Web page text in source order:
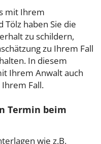
mit Ihrem
Tölz haben Sie die
zu schildern,
zu Ihrem Fall
In diesem
Ihrem Anwalt auch
Fall.
Termin beim
wie z.B.